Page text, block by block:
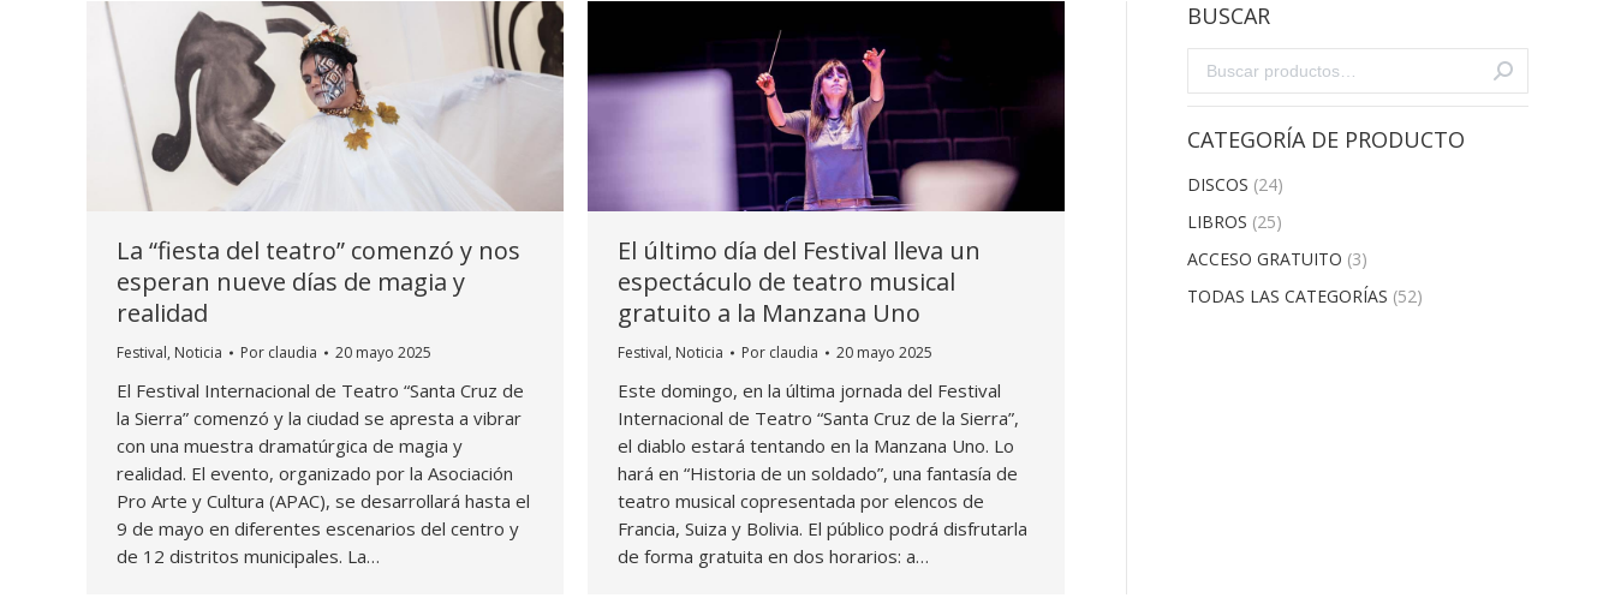
La “fiesta del teatro” comenzó y nos
esperan nueve días de magia y
realidad
Festival, Noticia Por claudia 20 mayo 2025
El Festival Internacional de Teatro “Santa Cruz de
la Sierra” comenzó y la ciudad se apresta a vibrar
con una muestra dramatúrgica de magia y
realidad. El evento, organizado por la Asociación
Pro Arte y Cultura (APAC), se desarrollará hasta el
9 de mayo en diferentes escenarios del centro y
de 12 distritos municipales. La…
El último día del Festival lleva un
espectáculo de teatro musical
gratuito a la Manzana Uno
Festival, Noticia Por claudia 20 mayo 2025
Este domingo, en la última jornada del Festival
Internacional de Teatro “Santa Cruz de la Sierra”,
el diablo estará tentando en la Manzana Uno. Lo
hará en “Historia de un soldado”, una fantasía de
teatro musical copresentada por elencos de
Francia, Suiza y Bolivia. El público podrá disfrutarla
de forma gratuita en dos horarios: a…
BUSCAR
CATEGORÍA DE PRODUCTO
DISCOS (24)
LIBROS (25)
ACCESO GRATUITO (3)
TODAS LAS CATEGORÍAS (52)